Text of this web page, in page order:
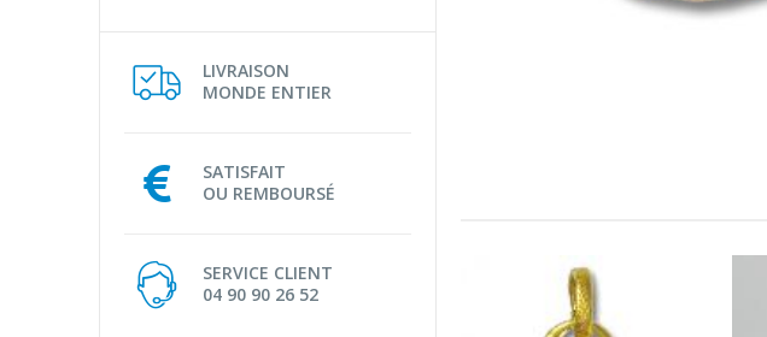
LIVRAISON
MONDE ENTIER
SATISFAIT
OU REMBOURSÉ
SERVICE CLIENT
04 90 90 26 52